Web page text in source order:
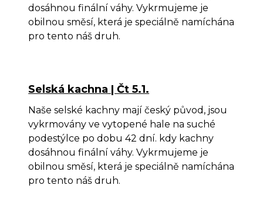
dosáhnou finální váhy. Vykrmujeme je
obilnou směsí, která je speciálně namíchána
pro tento náš druh.
Selská kachna | Čt 5.1.
Naše selské kachny mají český původ, jsou
vykrmovány ve vytopené hale na suché
podestýlce po dobu 42 dní. kdy kachny
dosáhnou finální váhy. Vykrmujeme je
obilnou směsí, která je speciálně namíchána
pro tento náš druh.